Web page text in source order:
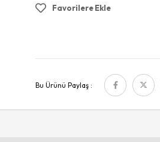
Favorilere Ekle
Bu Ürünü Paylaş :